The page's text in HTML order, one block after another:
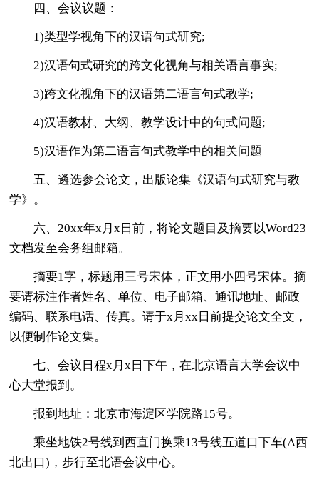
四、会议议题：
1)类型学视角下的汉语句式研究;
2)汉语句式研究的跨文化视角与相关语言事实;
3)跨文化视角下的汉语第二语言句式教学;
4)汉语教材、大纲、教学设计中的句式问题;
5)汉语作为第二语言句式教学中的相关问题
五、遴选参会论文，出版论集《汉语句式研究与教
学》。
六、20xx年x月x日前，将论文题目及摘要以Word23
文档发至会务组邮箱。
摘要1字，标题用三号宋体，正文用小四号宋体。摘
要请标注作者姓名、单位、电子邮箱、通讯地址、邮政
编码、联系电话、传真。请于x月xx日前提交论文全文，
以便制作论文集。
七、会议日程x月x日下午，在北京语言大学会议中
心大堂报到。
报到地址：北京市海淀区学院路15号。
乘坐地铁2号线到西直门换乘13号线五道口下车(A西
北出口)，步行至北语会议中心。